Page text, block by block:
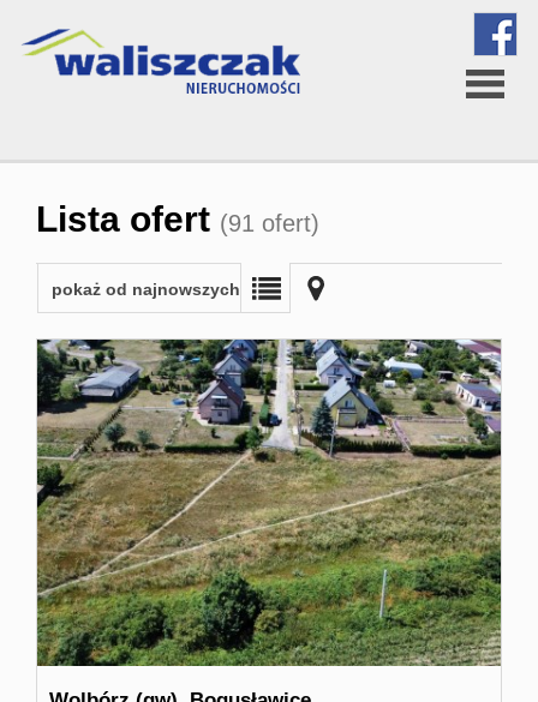
Strona
firmie
Oferta
Kontakt
Lista ofert (91 ofert)
pokaż od najnowszych